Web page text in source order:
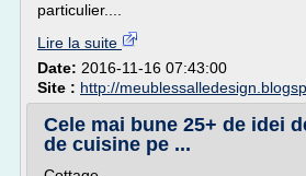
particulier....
Lire la suite
Date: 2016-11-16 07:43:00
Site : http://
Cele mai bune 25+ de idei
de cuisine pe ...